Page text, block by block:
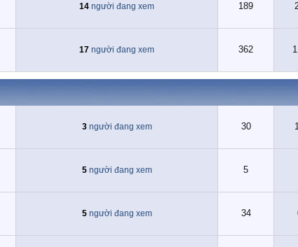
14 người đang xem 189
17 người đang xem 362
3 người đang xem 30
5 người đang xem 5
5 người đang xem 34